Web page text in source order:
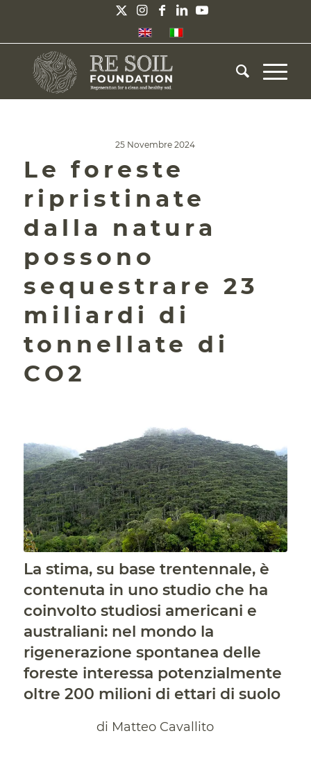
25 Novembre 2024
Le foreste
ripristinate
dalla natura
possono
sequestrare 23
miliardi di
tonnellate di
CO2
La stima, su base trentennale, è
contenuta in uno studio che ha
coinvolto studiosi americani e
australiani: nel mondo la
rigenerazione spontanea delle
foreste interessa potenzialmente
oltre 200 milioni di ettari di suolo
di Matteo Cavallito